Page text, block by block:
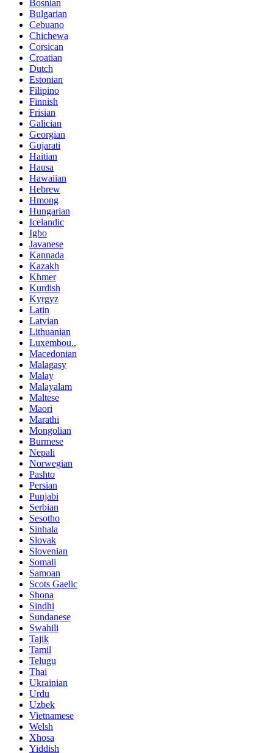
Bosnian
Bulgarian
Cebuano
Chichewa
Corsican
Croatian
Dutch
Estonian
Filipino
Finnish
Frisian
Galician
Georgian
Gujarati
Haitian
Hausa
Hawaiian
Hebrew
Hmong
Hungarian
Icelandic
Igbo
Javanese
Kannada
Kazakh
Khmer
Kurdish
Kyrgyz
Latin
Latvian
Lithuanian
Luxembou..
Macedonian
Malagasy
Malay
Malayalam
Maltese
Maori
Marathi
Mongolian
Burmese
Nepali
Norwegian
Pashto
Persian
Punjabi
Serbian
Sesotho
Sinhala
Slovak
Slovenian
Somali
Samoan
Scots Gaelic
Shona
Sindhi
Sundanese
Swahili
Tajik
Tamil
Telugu
Thai
Ukrainian
Urdu
Uzbek
Vietnamese
Welsh
Xhosa
Yiddish